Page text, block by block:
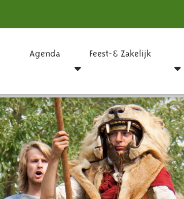
Agenda Feest-& Zakelijk